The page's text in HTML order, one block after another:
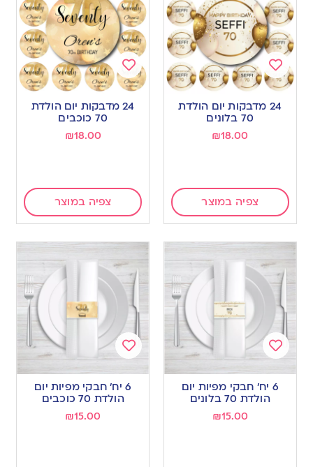
Add
to
wishlist
24 מדבקות יום הולדת
70 בלונים
₪18.00
צפיה במוצר
Add
to
wishlist
24 מדבקות יום הולדת
70 כוכבים
₪18.00
צפיה במוצר
wishlist
6 יח’ חבקי מפיות יום
הולדת 70 בלונים
₪15.00
wishlist
6 יח’ חבקי מפיות יום
הולדת 70 כוכבים
₪15.00